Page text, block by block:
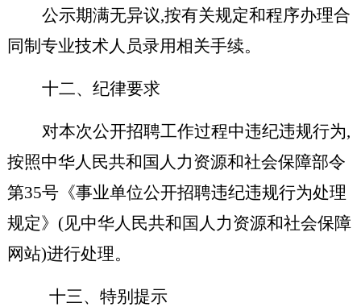
公示期满无异议,按有关规定和程序办理合
同制专业技术人员录用相关手续。
十二、纪律要求
对本次公开招聘工作过程中违纪违规行为,
按照中华人民共和国人力资源和社会保障部令
第35号《事业单位公开招聘违纪违规行为处理
规定》(见中华人民共和国人力资源和社会保障
网站)进行处理。
十三、特别提示